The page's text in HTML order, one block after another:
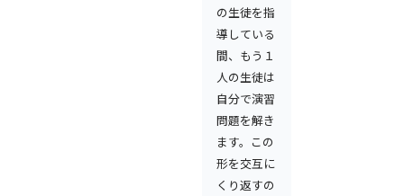
の生徒を指
導している
間、もう１
人の生徒は
自分で演習
問題を解き
ます。この
形を交互に
くり返すの